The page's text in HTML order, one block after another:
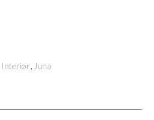
Interiør, Juna